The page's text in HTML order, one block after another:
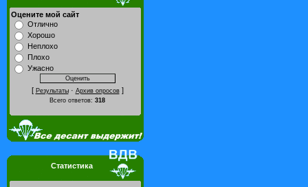
Оцените мой сайт
Отлично
Хорошо
Неплохо
Плохо
Ужасно
[ Результаты· Архив опросов]
Всего ответов: 318
Статистика